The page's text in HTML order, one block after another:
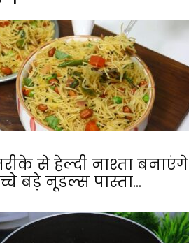
से हेल्दी नाश्ता बनाएंगे
बड़े नूडल्स पास्ता...